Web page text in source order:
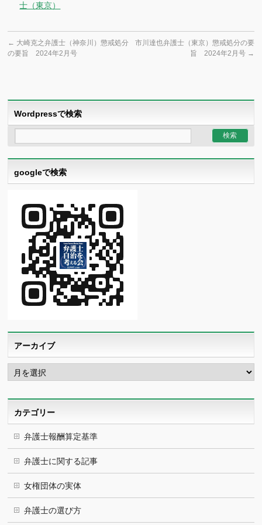
士（東京）
← 大崎克之弁護士（神奈川）懲戒処分
の要旨 2024年2月号
市川達也弁護士（東京）懲戒処分の要
旨 2024年2月号 →
Wordpressで検索
googleで検索
アーカイブ
ア
ー
カ
カテゴリー
弁護士報酬算定基準
弁護士に関する記事
女権団体の実体
弁護士の選び方